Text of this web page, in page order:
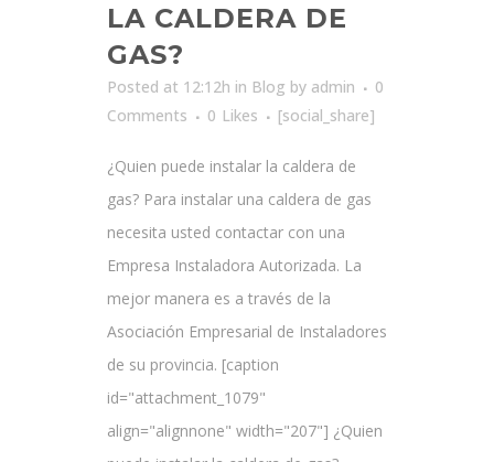
LA CALDERA DE
GAS?
Posted at 12:12h in Blog by admin
0
Comments
0 Likes [social_share]
¿Quien puede instalar la caldera de
gas? Para instalar una caldera de gas
necesita usted contactar con una
Empresa Instaladora Autorizada. La
mejor manera es a través de la
Asociación Empresarial de Instaladores
de su provincia. [caption
id="attachment_1079"
align="alignnone" width="207"] ¿Quien